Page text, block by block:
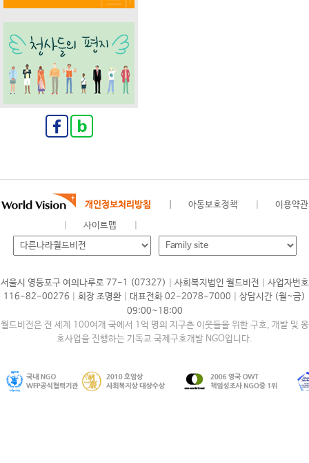
개인정보처리방침 아동보호정책 이용약관
사이트맵
서울시 영등포구 여의나루로 77-1 (07327) 사회복지법인 월드비전
사업자번호
116-82-00276
회장 조명환 대표전화 02-2078-7000
상담시간 (월~금)
09:00~18:00
월드비전은 전 세계 100여개 국에서 1억 명의 지구촌 이웃들을 위한 구호, 개발 및 옹
호사업을 진행하는 기독교 국제구호개발 NGO입니다.